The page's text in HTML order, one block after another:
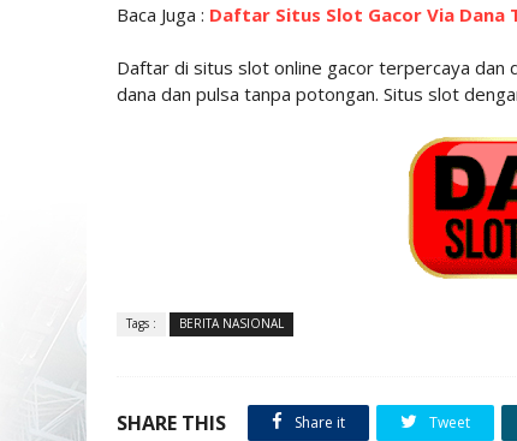
Baca Juga : Daftar Situs Slot Gacor Via Dana
Daftar di situs slot online gacor terpercaya dan
dana dan pulsa tanpa potongan. Situs slot
Tags : BERITA NASIONAL
SHARE THIS Share it Tweet